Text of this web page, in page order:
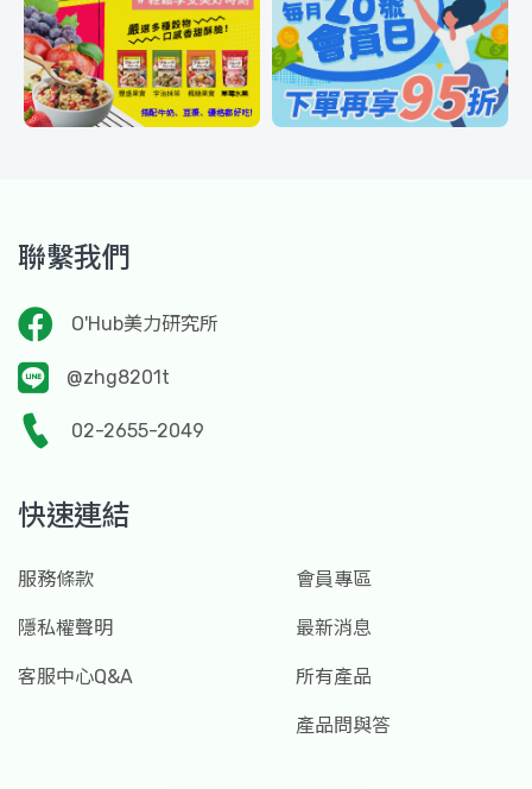
聯繫我們
O'Hub美力研究所
@zhg8201t
02-2655-2049
快速連結
服務條款
隱私權聲明
客服中心Q&A
會員專區
最新消息
所有產品
產品問與答